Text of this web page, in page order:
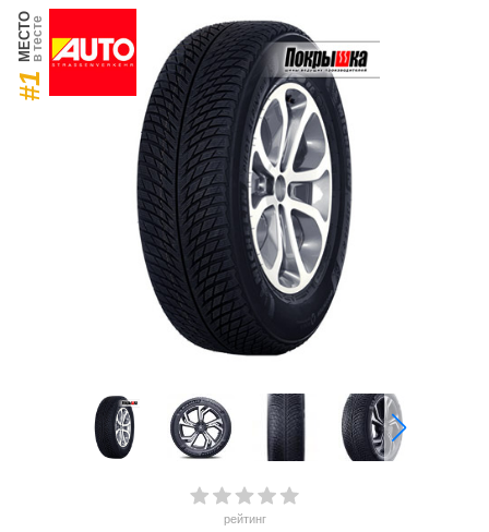
рейтинг
#1
МЕСТОв тесте